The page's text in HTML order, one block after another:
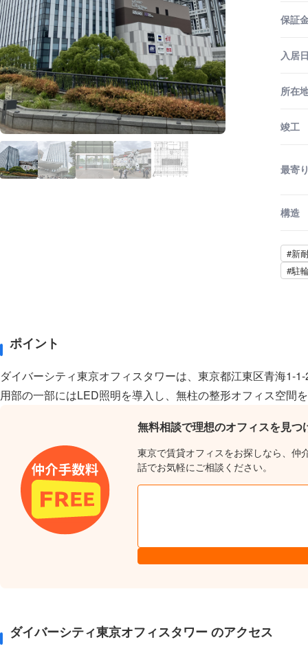
保証
入居
所在
竣工
最寄
構造
#新
#駐
ポイント
ダイバーシティ東京オフィスタワーは、東京都江東区青海1-
用部の一部にはLED照明を導入し、無柱の整形オフィス空間
無料相談で理想のオフィスを見つ
東京で賃貸オフィスをお探しなら、仲
話でお気軽にご相談ください。
ダイバーシティ東京オフィスタワー のアクセス